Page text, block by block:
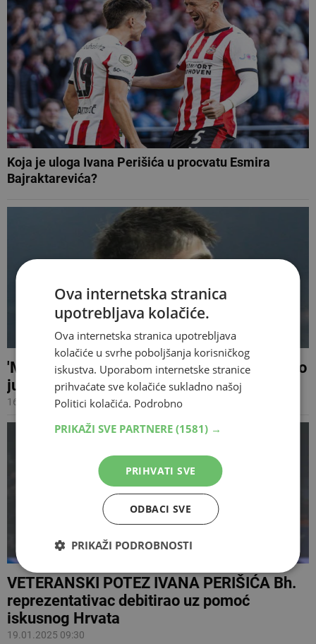
Koja je uloga Ivana Perišića u procvatu Esmira
Bajraktarevića?
'Mali je spreman!', Perišićev štićenik postao
junak Bosne i Hercegovine
16.11.2025 08:37
VETERANSKI POTEZ IVANA PERIŠIĆA Bh.
reprezentativac debitirao uz pomoć
iskusnog Hrvata
19.01.2025 09:30
Ova internetska stranica
upotrebljava kolačiće.
Ova internetska stranica upotrebljava
kolačiće u svrhe poboljšanja korisničkog
iskustva. Uporabom internetske stranice
prihvaćate sve kolačiće sukladno našoj
Politici kolačića. Podrobno
PRIKAŽI SVE PARTNERE (1581) →
PRIHVATI SVE
ODBACI SVE
PRIKAŽI PODROBNOSTI